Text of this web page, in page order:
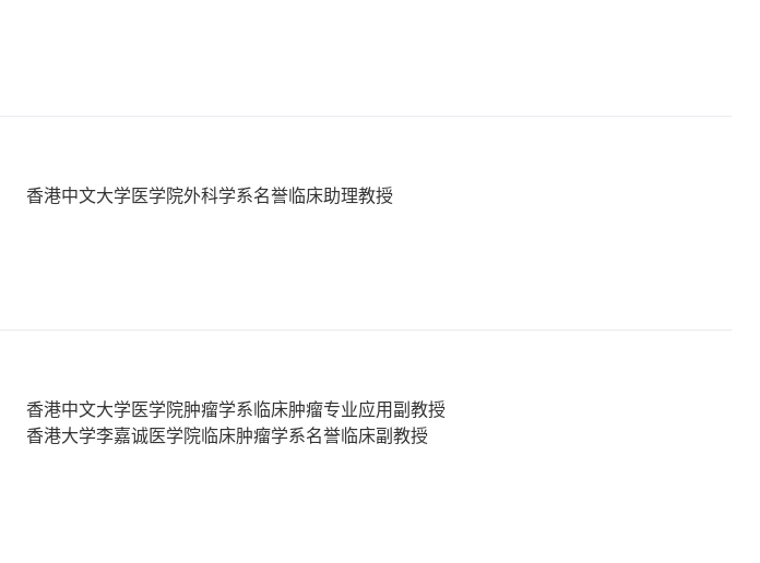
香港中文大学医学院外科学系名誉临床助理教授
香港中文大学医学院肿瘤学系临床肿瘤专业应用副教授
香港大学李嘉诚医学院临床肿瘤学系名誉临床副教授